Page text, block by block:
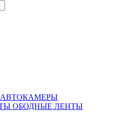
АВТОКАМЕРЫ
ОБОДНЫЕ ЛЕНТЫ